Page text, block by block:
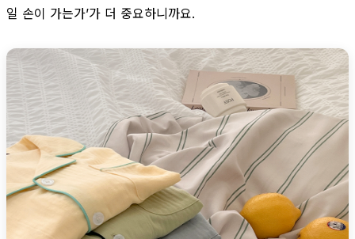
일 손이 가는가’가 더 중요하니까요.